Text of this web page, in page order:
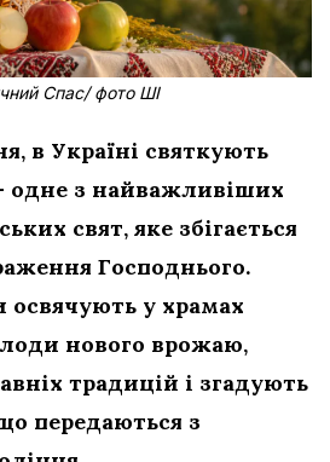
Спас/ фото ШІ
в Україні святкують
одне з найважливіших
свят, яке збігається
Господнього.
освячують у храмах
нового врожаю,
традицій і згадують
передаються з